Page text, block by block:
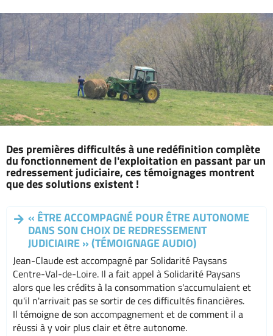
Des premières difficultés à une redéfinition complète
du fonctionnement de l'exploitation en passant par un
redressement judiciaire, ces témoignages montrent
que des solutions existent !
« ÊTRE ACCOMPAGNÉ POUR ÊTRE AUTONOME
DANS SON CHOIX DE REDRESSEMENT
JUDICIAIRE » (TÉMOIGNAGE AUDIO)
Jean-Claude est accompagné par Solidarité Paysans
Centre-Val-de-Loire. Il a fait appel à Solidarité Paysans
alors que les crédits à la consommation s'accumulaient et
qu'il n'arrivait pas se sortir de ces difficultés financières.
Il témoigne de son accompagnement et de comment il a
réussi à y voir plus clair et être autonome.